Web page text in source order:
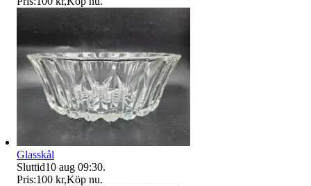
Glasskål
Sluttid10 aug 09:30.
Pris:100 kr,Köp nu.